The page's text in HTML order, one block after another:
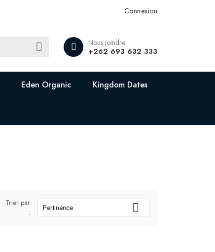
Connexion
Nous joindre:
+262 693 632 333

Eden Organic Kingdom Dates
Trier par
:
Pertinence 